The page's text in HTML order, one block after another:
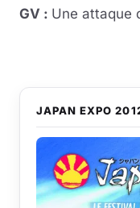
GV : Une attaque
JAPAN EXPO